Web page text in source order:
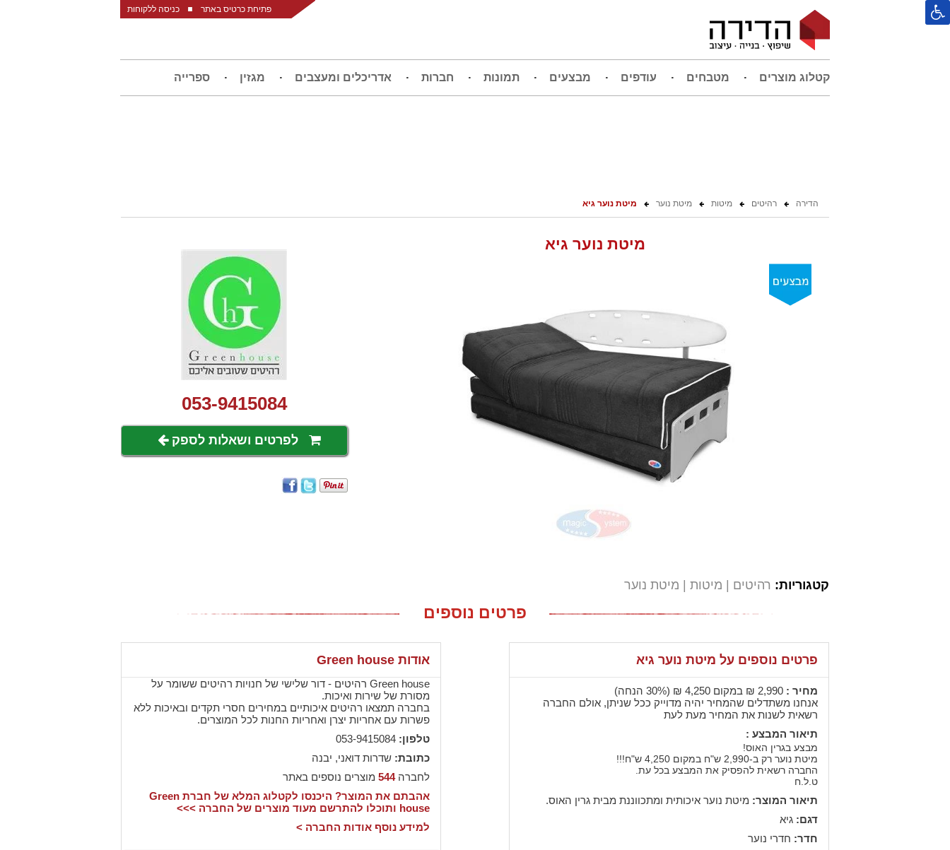
פתיחת כרטיס באתר כניסה ללקוחות
קטלוג מוצרים מטבחים עודפים מבצעים תמונות חברות אדריכלים ומעצבים מגזין ספרייה
הדירה רהיטים מיטות מיטת נוער מיטת נוער גיא
מיטת נוער גיא
053-9415084
לפרטים ושאלות לספק
קטגוריות: רהיטים מיטות מיטת נוער
פרטים נוספים
פרטים נוספים על מיטת נוער גיא
מחיר : 2,990
₪ במקום 4,250 ‏₪ (30% הנחה)
אנחנו משתדלים שהמחיר יהיה מדוייק ככל שניתן, אולם החברה
רשאית לשנות את המחיר מעת לעת
תיאור המבצע :
מבצע בגרין האוס!
מיטת נוער רק ב-2,990 ש"ח במקום 4,250 ש"ח!!!
החברה רשאית להפסיק את המבצע בכל עת.
ט.ל.ח
תיאור המוצר: מיטת נוער איכותית ומתכווננת מבית גרין האוס.
דגם: גיא
חדר: חדרי נוער
אודות Green house
Green house רהיטים - דור שלישי של חנויות רהיטים ששומר על
מסורת של שירות ואיכות.
בחברה תמצאו רהיטים איכותיים במחירים חסרי תקדים ובאיכות ללא
פשרות עם אחריות יצרן ואחריות החנות לכל המוצרים.
טלפון:053-9415084
כתובת:שדרות דואני, יבנה
לחברה544 מוצרים נוספים באתר
אהבתם את המוצר? היכנסו לקטלוג המלא של חברת Green
house ותוכלו להתרשם מעוד מוצרים של החברה >>>
למידע נוסף אודות החברה >